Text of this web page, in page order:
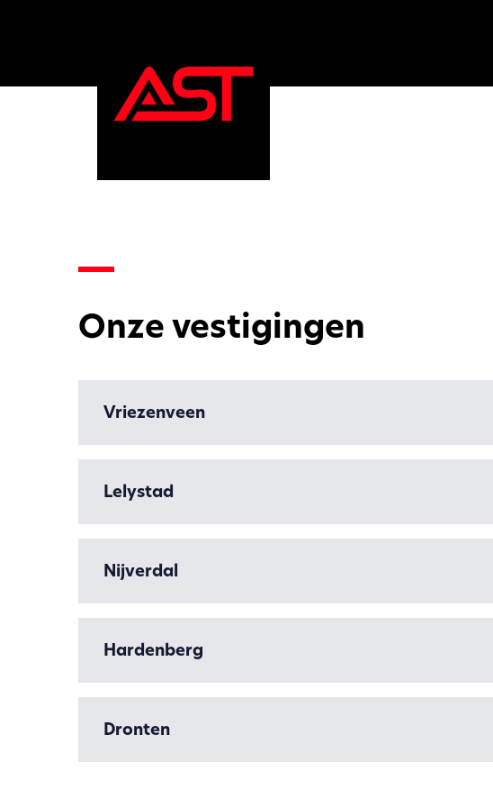
Onze vestigingen
Vriezenveen
Lelystad
Nijverdal
Hardenberg
Dronten